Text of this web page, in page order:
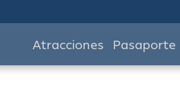
Atracciones Pasaporte